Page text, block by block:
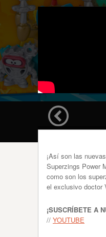
¡Así son las
Superzings Power
como son los
el exclusivo doctor
¡SUSCRÍBETE A
// YOUTUBE